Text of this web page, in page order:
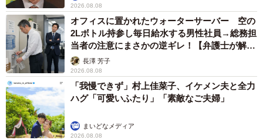
2026.08.08
オフィスに置かれたウォーターサーバー 空の
2Lボトル持参し毎日給水する男性社員→総務担
当者の注意にまさかの逆ギレ！【弁護士が解
説】長澤 芳子
2026.08.08
「我慢できず」村上佳菜子、イケメン夫と全力
ハグ「可愛いふたり」「素敵なご夫婦」
まいどなメディア
2026.08.08